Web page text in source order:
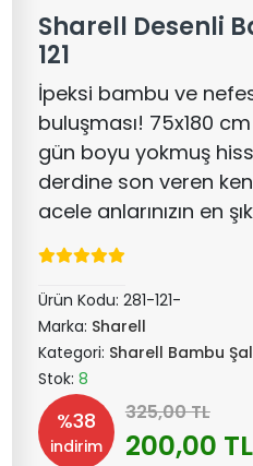
Sharell Desenli
121
İpeksi bambu ve
buluşması! 75x180
gün boyu yokmuş
derdine son veren
acele anlarınızın en
Ürün Kodu: 281-121-
Marka: Sharell
Kategori: Sharell Bambu Şal
Stok: 8
%38
indirim
325,00 TL
200,00 TL